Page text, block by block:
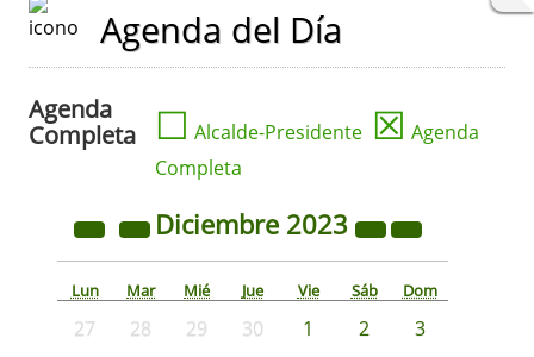
Agenda del Día
Agenda
Completa
☐ Alcalde-Presidente ☒ Agenda
Completa
Diciembre 2023
Lun Mar Mié Jue Vie Sáb Dom
27 28 29 30 1 2
3